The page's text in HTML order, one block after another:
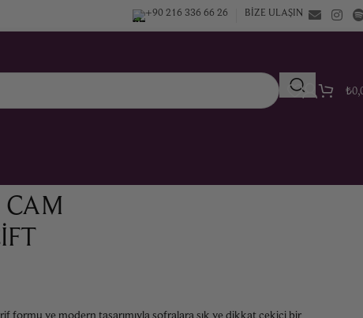
+90 216 336 66 26 BIZE ULAŞIN
₺
CAM
formu ve modern tasarımıyla sofralara şık ve dikkat çekici bir